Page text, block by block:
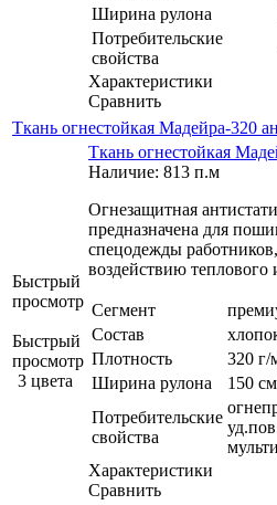
Ширина рулона
Потребительские
свойства
Характеристики
Сравнить
Ткань огнестойкая Мадейра-320
Быстрый
просмотр
Быстрый
просмотр
3 цвета
Ткань огнестойкая
Наличие: 813 п.м
Огнезащитная
предназначена для
спецодежды
воздействию теплового
Сегмент
Состав
Плотность
320 г/
Ширина рулона
150 см
Потребительские
свойства
Характеристики
Сравнить